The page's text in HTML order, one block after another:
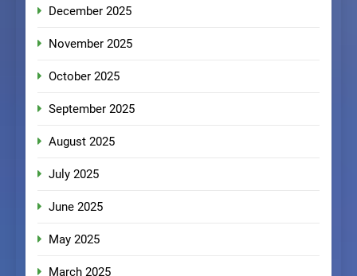
December 2025
November 2025
October 2025
September 2025
August 2025
July 2025
June 2025
May 2025
March 2025